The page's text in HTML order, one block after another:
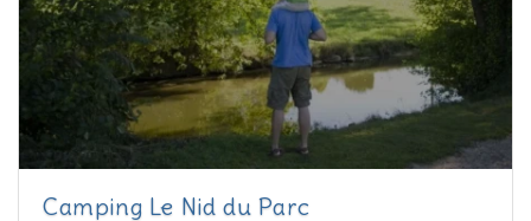
Camping Le Nid du Parc